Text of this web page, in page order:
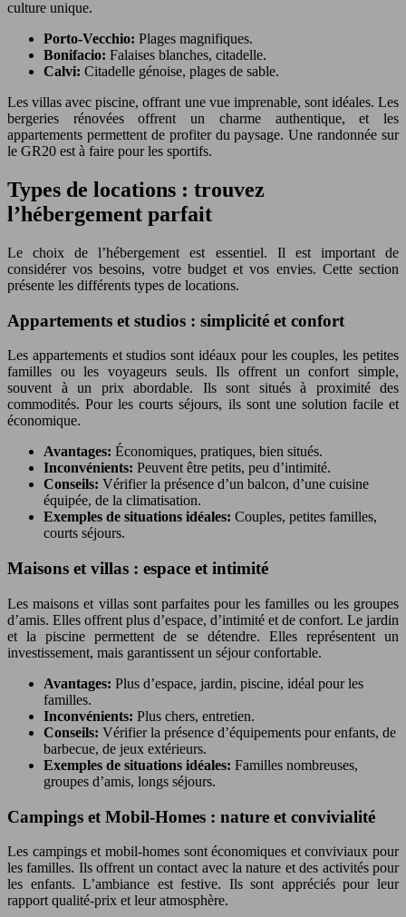
culture unique.
Porto-Vecchio: Plages magnifiques.
Bonifacio: Falaises blanches, citadelle.
Calvi: Citadelle génoise, plages de sable.
Les villas avec piscine, offrant une vue imprenable, sont idéales. Les
bergeries rénovées offrent un charme authentique, et les
appartements permettent de profiter du paysage. Une randonnée sur
le GR20 est à faire pour les sportifs.
Types de locations : trouvez
l’hébergement parfait
Le choix de l’hébergement est essentiel. Il est important de
considérer vos besoins, votre budget et vos envies. Cette section
présente les différents types de locations.
Appartements et studios : simplicité et confort
Les appartements et studios sont idéaux pour les couples, les petites
familles ou les voyageurs seuls. Ils offrent un confort simple,
souvent à un prix abordable. Ils sont situés à proximité des
commodités. Pour les courts séjours, ils sont une solution facile et
économique.
Avantages: Économiques, pratiques, bien situés.
Inconvénients: Peuvent être petits, peu d’intimité.
Conseils: Vérifier la présence d’un balcon, d’une cuisine
équipée, de la climatisation.
Exemples de situations idéales: Couples, petites familles,
courts séjours.
Maisons et villas : espace et intimité
Les maisons et villas sont parfaites pour les familles ou les groupes
d’amis. Elles offrent plus d’espace, d’intimité et de confort. Le jardin
et la piscine permettent de se détendre. Elles représentent un
investissement, mais garantissent un séjour confortable.
Avantages: Plus d’espace, jardin, piscine, idéal pour les
familles.
Inconvénients: Plus chers, entretien.
Conseils: Vérifier la présence d’équipements pour enfants, de
barbecue, de jeux extérieurs.
Exemples de situations idéales: Familles nombreuses,
groupes d’amis, longs séjours.
Campings et Mobil-Homes : nature et convivialité
Les campings et mobil-homes sont économiques et conviviaux pour
les familles. Ils offrent un contact avec la nature et des activités pour
les enfants. L’ambiance est festive. Ils sont appréciés pour leur
rapport qualité-prix et leur atmosphère.